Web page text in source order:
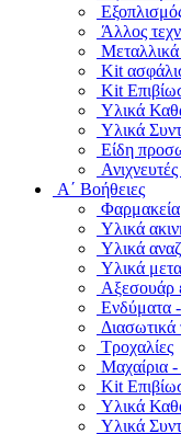
Άλλος
Μεταλλικά
Kit
Kit
Υλικά
Υλικά
Είδη
Α΄ Βοήθειες
Φαρμακεία
Υλικά
Υλικά
Υλικά
Αξεσουάρ
Ενδύματα
Διασωτικά
Τροχαλίες
Μαχαίρια
Kit
Υλικά
Υλικά